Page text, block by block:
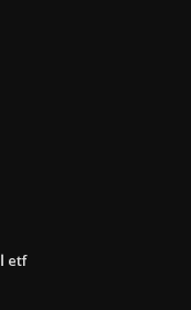
الطليعة مجموع مؤشر سوق الأوراق المالية الدولي etf